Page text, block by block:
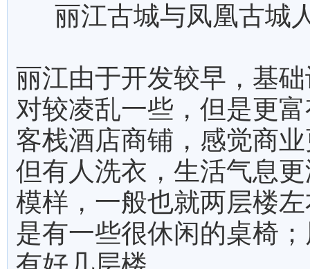
丽江古城与凤凰古城
丽江由于开发较早，基
对较凌乱一些，但是更
客栈酒店商铺，感觉商
但有人洗衣，生活气息
模样，一般也就两层楼
是有一些很休闲的桌椅